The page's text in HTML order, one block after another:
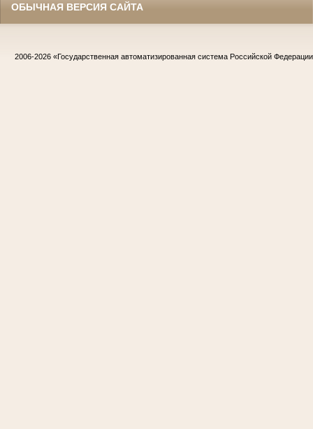
ОБЫЧНАЯ ВЕРСИЯ САЙТА
2006-2026 «Государственная автоматизированная система Российской